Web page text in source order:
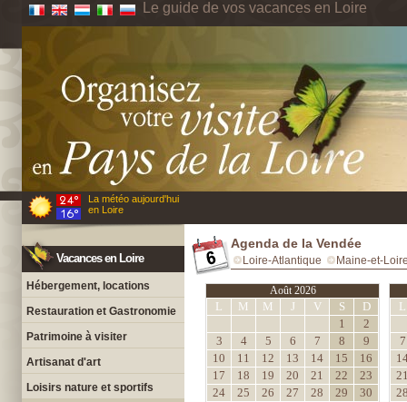
Le guide de vos vacances en Loire
La météo aujourd'hui
en Loire
Vacances en Loire
Hébergement, locations
Restauration et Gastronomie
Patrimoine à visiter
Artisanat d'art
Loisirs nature et sportifs
Agenda de la Vendée
Loire-Atlantique Maine-et-
Août 2026
L M M J V S
D
1
2
3
4 5 6 7 8
9
10
11 12 13 14 15
16
17
18 19 20 21 22
23
24
25 26 27 28 29
30
L
7